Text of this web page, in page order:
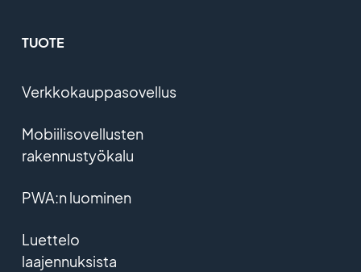
TUOTE
Verkkokauppasovellus
Mobiilisovellusten
rakennustyökalu
PWA:n luominen
Luettelo
laajennuksista